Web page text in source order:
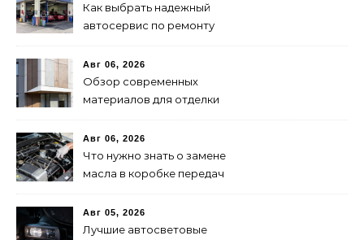
Как выбрать надежный
автосервис по ремонту
рекомендации
Авг 06, 2026
Обзор современных
материалов для отделки
решения
Авг 06, 2026
Что нужно знать о замене
масла в коробке передач
Авг 05, 2026
Лучшие автосветовые